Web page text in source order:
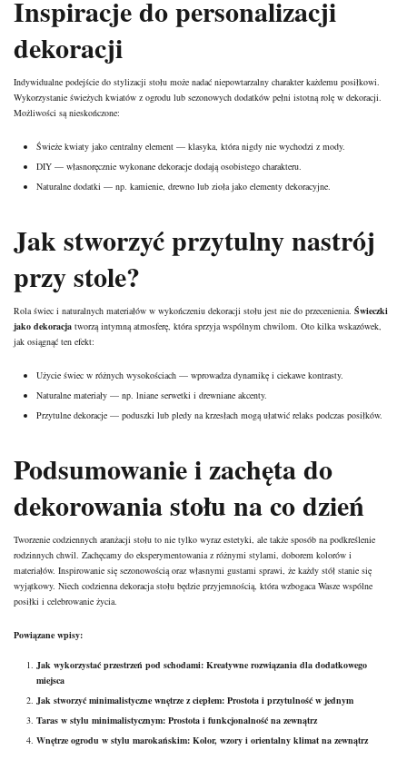
Inspiracje do personalizacji
dekoracji
Indywidualne podejście do stylizacji stołu może nadać niepowtarzalny charakter każdemu posiłkowi.
Wykorzystanie świeżych kwiatów z ogrodu lub sezonowych dodatków pełni istotną rolę w dekoracji.
Możliwości są nieskończone:
Świeże kwiaty jako centralny element — klasyka, która nigdy nie wychodzi z mody.
DIY — własnoręcznie wykonane dekoracje dodają osobistego charakteru.
Naturalne dodatki — np. kamienie, drewno lub zioła jako elementy dekoracyjne.
Jak stworzyć przytulny nastrój
przy stole?
Rola świec i naturalnych materiałów w wykończeniu dekoracji stołu jest nie do przecenienia. Świeczki
jako dekoracja tworzą intymną atmosferę, która sprzyja wspólnym chwilom. Oto kilka wskazówek,
jak osiągnąć ten efekt:
Użycie świec w różnych wysokościach — wprowadza dynamikę i ciekawe kontrasty.
Naturalne materiały — np. lniane serwetki i drewniane akcenty.
Przytulne dekoracje — poduszki lub pledy na krzesłach mogą ułatwić relaks podczas posiłków.
Podsumowanie i zachęta do
dekorowania stołu na co dzień
Tworzenie codziennych aranżacji stołu to nie tylko wyraz estetyki, ale także sposób na podkreślenie
rodzinnych chwil. Zachęcamy do eksperymentowania z różnymi stylami, doborem kolorów i
materiałów. Inspirowanie się sezonowością oraz własnymi gustami sprawi, że każdy stół stanie się
wyjątkowy. Niech codzienna dekoracja stołu będzie przyjemnością, która wzbogaca Wasze wspólne
posiłki i celebrowanie życia.
Powiązane wpisy:
Jak wykorzystać przestrzeń pod schodami: Kreatywne rozwiązania dla dodatkowego
miejsca
Jak stworzyć minimalistyczne wnętrze z ciepłem: Prostota i przytulność w jednym
Taras w stylu minimalistycznym: Prostota i funkcjonalność na zewnątrz
Wnętrze ogrodu w stylu marokańskim: Kolor, wzory i orientalny klimat na zewnątrz